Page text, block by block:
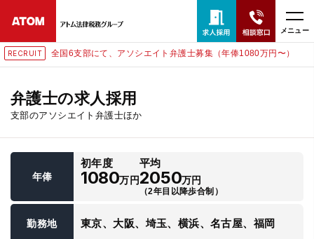
メニュー
RECRUIT 全国6支部にて、アソシエイト弁護士募集（年俸1080万円〜）
弁護士の求人採用
支部のアソシエイト弁護士ほか
年俸
初年度
1080万円
平均
2050万円
（2年目以降歩合制）
勤務地 東京、大阪、埼玉、横浜、名古屋、福岡
24時間365日全国対応
無料相談窓口はこちら